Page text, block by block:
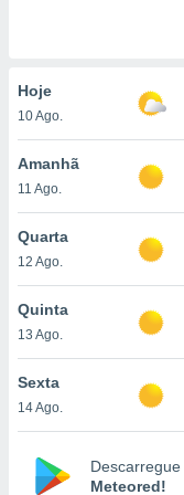
Pode
a
cookies
Hoje
10 Ago.
Amanhã
11 Ago.
Quarta
12 Ago.
Quinta
13 Ago.
Sexta
14 Ago.
Descarregue
Meteored!